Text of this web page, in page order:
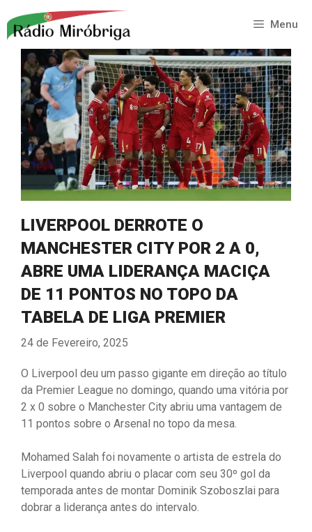
para
conteúdo
Menu
LIVERPOOL DERROTE O
MANCHESTER CITY POR 2 A 0,
ABRE UMA LIDERANÇA MACIÇA
DE 11 PONTOS NO TOPO DA
TABELA DE LIGA PREMIER
24 de Fevereiro, 2025
O Liverpool deu um passo gigante em direção ao título
da Premier League no domingo, quando uma vitória por
2 x 0 sobre o Manchester City abriu uma vantagem de
11 pontos sobre o Arsenal no topo da mesa.
Mohamed Salah foi novamente o artista de estrela do
Liverpool quando abriu o placar com seu 30º gol da
temporada antes de montar Dominik Szoboszlai para
dobrar a liderança antes do intervalo.